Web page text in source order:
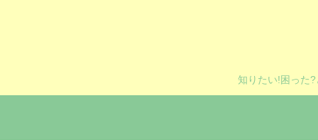
知りたい!困った